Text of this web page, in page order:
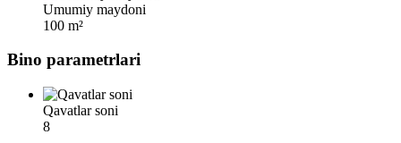
Umumiy maydoni
100 m²
Bino parametrlari
Qavatlar soni
8